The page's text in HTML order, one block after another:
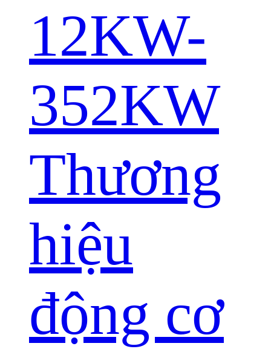
12KW-
352KW
Thương
hiệu
động cơ